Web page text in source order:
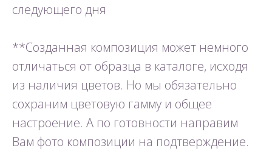
следующего дня
**Созданная композиция может немного
отличаться от образца в каталоге, исходя
из наличия цветов. Но мы обязательно
сохраним цветовую гамму и общее
настроение. А по готовности направим
Вам фото композиции на подтверждение.